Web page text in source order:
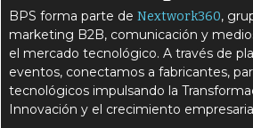
BPS forma parte deNextwork360,
marketing B2B, comunicación y
el mercado tecnológico. A través de
eventos, conectamos a fabricantes,
tecnológicos impulsando la
Innovación y el crecimiento